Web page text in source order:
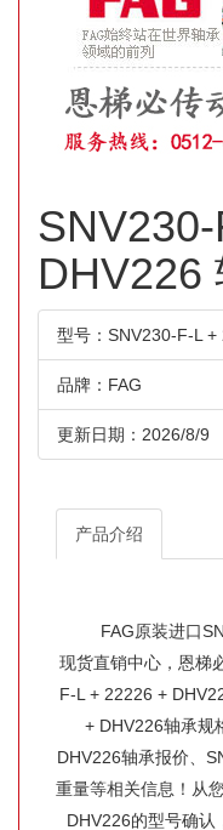
DHV226
型号：SNV230-F-L
品牌：FAG
更新日期：2026/8/9
产品介绍
FAG原装进口
现货直销中心，恩梯
F-L + 22226 +
+ DHV226轴承规
DHV226轴承报价、
重量等相关信息！从
DHV226的型号确认